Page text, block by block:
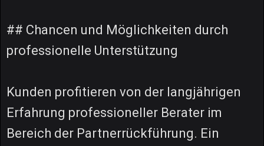
## Chancen und Möglichkeiten durch
professionelle Unterstützung
Kunden profitieren von der langjährigen
Erfahrung professioneller Berater im
Bereich der Partnerrückführung. Ein